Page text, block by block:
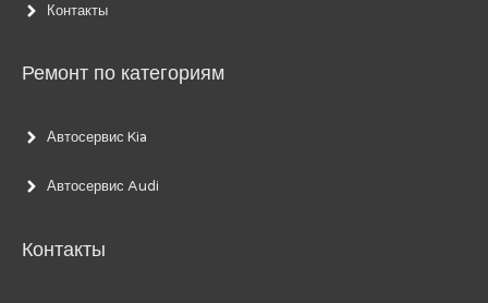
Контакты
Ремонт по категориям
Автосервис Kia
Автосервис Audi
Контакты